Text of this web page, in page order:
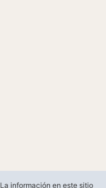
La información en este sitio